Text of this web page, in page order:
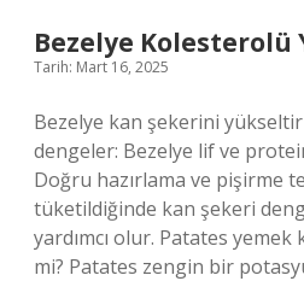
Bezelye
Tarih: Mart 16, 2025
Bezelye kan şekerini
dengeler: Bezelye lif ve
Doğru hazırlama ve pişirme
tüketildiğinde kan şekeri
yardımcı olur. Patates
mi? Patates zengin bir